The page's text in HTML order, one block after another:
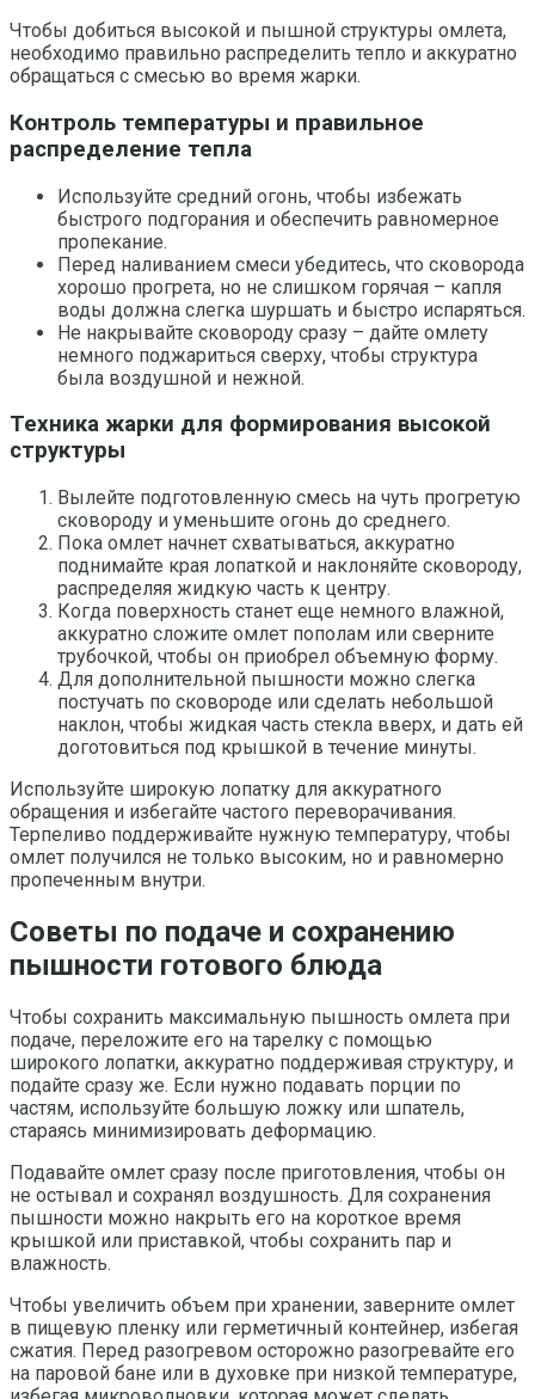
Чтобы добиться высокой и пышной структуры омлета,
необходимо правильно распределить тепло и аккуратно
обращаться с смесью во время жарки.
Контроль температуры и правильное
распределение тепла
Используйте средний огонь, чтобы избежать
быстрого подгорания и обеспечить равномерное
пропекание.
Перед наливанием смеси убедитесь, что сковорода
хорошо прогрета, но не слишком горячая – капля
воды должна слегка шуршать и быстро испаряться.
Не накрывайте сковороду сразу – дайте омлету
немного поджариться сверху, чтобы структура
была воздушной и нежной.
Техника жарки для формирования высокой
структуры
Вылейте подготовленную смесь на чуть прогретую
сковороду и уменьшите огонь до среднего.
Пока омлет начнет схватываться, аккуратно
поднимайте края лопаткой и наклоняйте сковороду,
распределяя жидкую часть к центру.
Когда поверхность станет еще немного влажной,
аккуратно сложите омлет пополам или сверните
трубочкой, чтобы он приобрел объемную форму.
Для дополнительной пышности можно слегка
постучать по сковороде или сделать небольшой
наклон, чтобы жидкая часть стекла вверх, и дать ей
доготовиться под крышкой в течение минуты.
Используйте широкую лопатку для аккуратного
обращения и избегайте частого переворачивания.
Терпеливо поддерживайте нужную температуру, чтобы
омлет получился не только высоким, но и равномерно
пропеченным внутри.
Советы по подаче и сохранению
пышности готового блюда
Чтобы сохранить максимальную пышность омлета при
подаче, переложите его на тарелку с помощью
широкого лопатки, аккуратно поддерживая структуру, и
подайте сразу же. Если нужно подавать порции по
частям, используйте большую ложку или шпатель,
стараясь минимизировать деформацию.
Подавайте омлет сразу после приготовления, чтобы он
не остывал и сохранял воздушность. Для сохранения
пышности можно накрыть его на короткое время
крышкой или приставкой, чтобы сохранить пар и
влажность.
Чтобы увеличить объем при хранении, заверните омлет
в пищевую пленку или герметичный контейнер, избегая
сжатия. Перед разогревом осторожно разогревайте его
на паровой бане или в духовке при низкой температуре,